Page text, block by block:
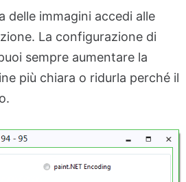
delle immagini accedi alle
La configurazione di
sempre aumentare la
più chiara o ridurla perché il